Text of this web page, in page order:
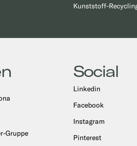
Kunststoff-
Gruppe
Social
Linkedin
Facebook
Instagram
Pinterest